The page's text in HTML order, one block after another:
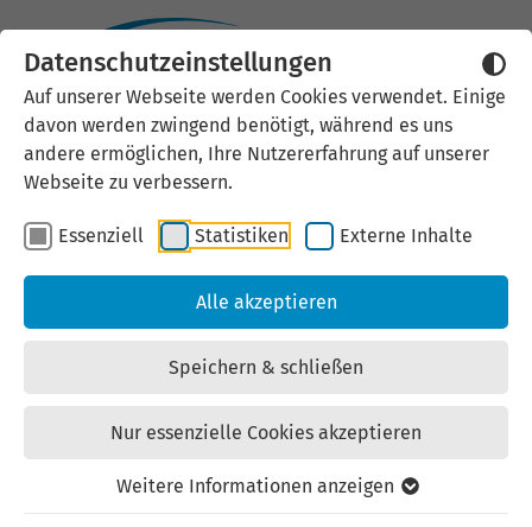
Datenschutzeinstellungen
Auf unserer Webseite werden Cookies verwendet. Einige
davon werden zwingend benötigt, während es uns
andere ermöglichen, Ihre Nutzererfahrung auf unserer
Webseite zu verbessern.
Essenziell Statistiken Externe Inhalte
Alle akzeptieren
Speichern & schließen
Nur essenzielle Cookies akzeptieren
Weitere Informationen anzeigen
Externen Inhalt laden
Wir verwenden auf unserer
Website externe Inhalte, um Ihnen
zusätzliche Informationen
anzubieten. Einige externe Inhalte
(z.B. Google Maps, Youtube)
können persönliche Daten (z.B. IP-
Mit der Bestätigung erklären Sie